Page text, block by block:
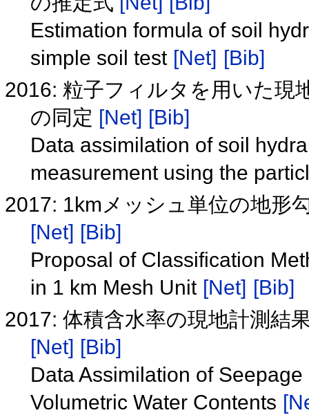
Estimation formula of soil
simple soil test [Net] [Bib]
2016: 粒子フィルタを用いた現
の同定 [Net] [Bib]
Data assimilation of soil
measurement using the
2017: 1kmメッシュ単位の地形
[Net] [Bib]
Proposal of Classification
in 1 km Mesh Unit [Net] [Bib]
2017: 体積含水率の現地計測結
[Net] [Bib]
Data Assimilation of
Volumetric Water Contents